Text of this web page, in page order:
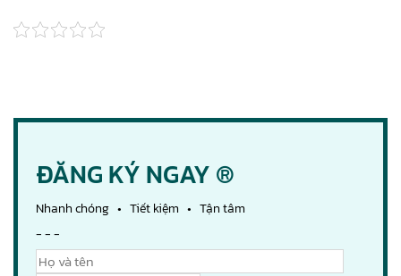
ĐĂNG KÝ NGAY ®
Nhanh chóng • Tiết kiệm • Tận tâm
- - -